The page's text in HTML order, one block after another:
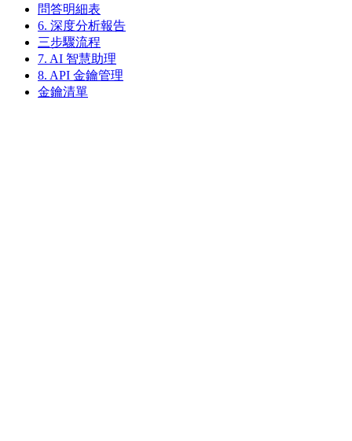
問答明細表
6. 深度分析報告
三步驟流程
7. AI 智慧助理
8. API 金鑰管理
金鑰清單